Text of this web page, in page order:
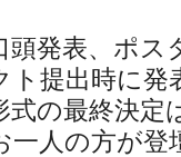
発表、ポス
ト提出時に発
式の最終決定
一人の方が登